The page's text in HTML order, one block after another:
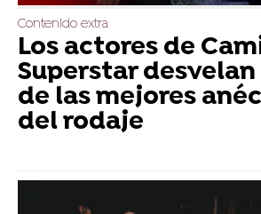
Contenido extra
Los actores de
Superstar
de las mejores
del rodaje